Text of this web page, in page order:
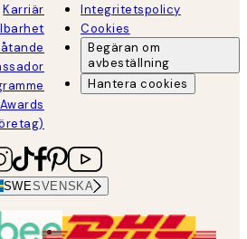
Karriär
Integritetspolicy
Cookies
Begäran om
avbeställning
Hantera cookies
SWESVENSKA